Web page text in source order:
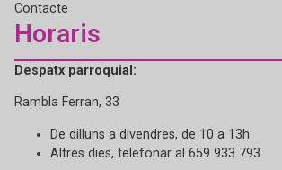
Contacte
Horaris
Despatx parroquial:
Rambla Ferran, 33
De dilluns a divendres, de 10 a 13h
Altres dies, telefonar al 659 933 793